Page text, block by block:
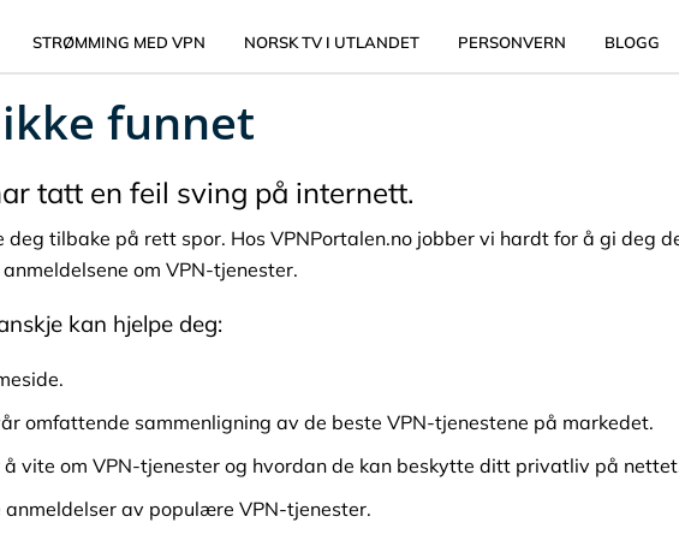
STRØMMING MED VPN NORSK TV I UTLANDET PERSONVERN BLOGG
funnet
tatt en feil sving på internett.
deg tilbake på rett spor. Hos VPNPortalen.no jobber vi hardt for å gi deg
om VPN-tjenester.
kan hjelpe deg:
omfattende sammenligning av de beste VPN-tjenestene på markedet.
vite om VPN-tjenester og hvordan de kan beskytte ditt privatliv på
anmeldelser av populære VPN-tjenester.